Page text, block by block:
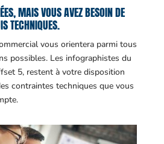
MAIS VOUS AVEZ BESOIN DE
TECHNIQUES.
vous orientera parmi tous
possibles. Les infographistes du
5, restent à votre disposition
contraintes techniques que vous